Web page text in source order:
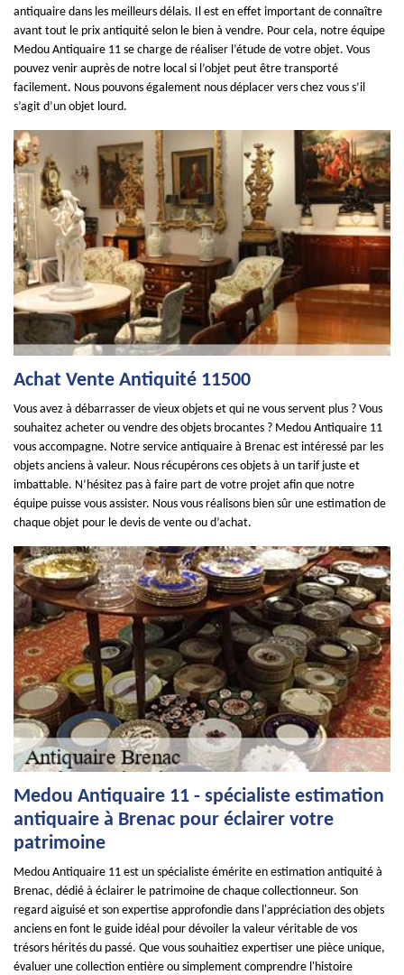
antiquaire dans les meilleurs délais. Il est en effet important de connaître
avant tout le prix antiquité selon le bien à vendre. Pour cela, notre équipe
Medou Antiquaire 11 se charge de réaliser l’étude de votre objet. Vous
pouvez venir auprès de notre local si l’objet peut être transporté
facilement. Nous pouvons également nous déplacer vers chez vous s’il
s’agit d’un objet lourd.
Achat Vente Antiquité 11500
Vous avez à débarrasser de vieux objets et qui ne vous servent plus ? Vous
souhaitez acheter ou vendre des objets brocantes ? Medou Antiquaire 11
vous accompagne. Notre service antiquaire à Brenac est intéressé par les
objets anciens à valeur. Nous récupérons ces objets à un tarif juste et
imbattable. N’hésitez pas à faire part de votre projet afin que notre
équipe puisse vous assister. Nous vous réalisons bien sûr une estimation de
chaque objet pour le devis de vente ou d’achat.
Medou Antiquaire 11 - spécialiste estimation
antiquaire à Brenac pour éclairer votre
patrimoine
Medou Antiquaire 11 est un spécialiste émérite en estimation antiquité à
Brenac, dédié à éclairer le patrimoine de chaque collectionneur. Son
regard aiguisé et son expertise approfondie dans l'appréciation des objets
anciens en font le guide idéal pour dévoiler la valeur véritable de vos
trésors hérités du passé. Que vous souhaitiez expertiser une pièce unique,
évaluer une collection entière ou simplement comprendre l'histoire